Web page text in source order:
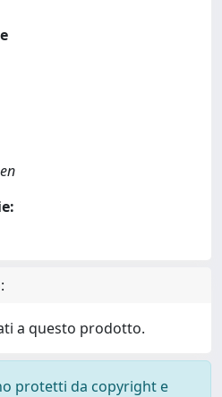
a questo prodotto.
protetti da copyright e